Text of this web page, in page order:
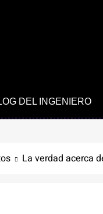
DEL INGENIERO
La verdad acerca